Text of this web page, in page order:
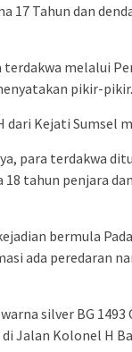
17 Tahun dan
melalui
pikir-pikir.
dari Kejati Sumsel
para terdakwa
tahun penjara
bermula
ada peredaran
silver BG 1493
Jalan Kolonel H